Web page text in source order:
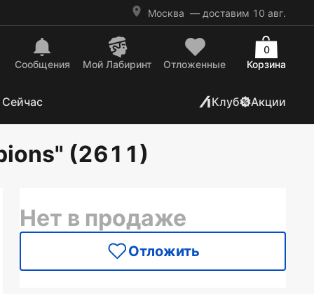
Москва — доставим 10 авг.
Сообщения Mой Лабиринт Отложенные Корзина
0
Клуб Акции
(2611)
Нет в продаже
Отложить